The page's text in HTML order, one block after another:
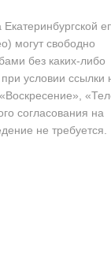
могут свободно
без каких-либо
условии ссылки
согласования на
не требуется.